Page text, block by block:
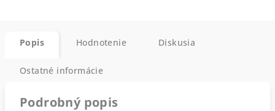
Popis Hodnotenie Diskusia
Ostatné informácie
Podrobný popis